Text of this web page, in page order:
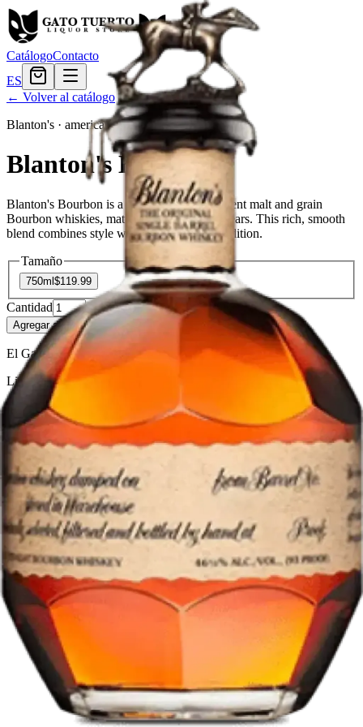
CatálogoContacto
ES
← Volver al catálogo
Blanton's · american
Blanton's Bourbon
Blanton's Bourbon is a blend of many different malt and grain
Bourbon whiskies, matured for at least 12 years. This rich, smooth
blend combines style with substance and tradition.
Tamaño
750ml $119.99
Cantidad 61en stock
Agregar al carrito— $119.99
El Gato Tuerto
Licorera · envíos locales
Política de privacidad
Términos y condiciones
Política de devoluciones
Delivery · Miami
Delivery de licores en Miami
Alcohol a domicilio Miami
Delivery a Brickell
Licorera en Brickell
Delivery Coral Gables
Cervezas a domicilio Miami
© 2026 El Gato Tuerto · Licorera
Bebé responsablemente.